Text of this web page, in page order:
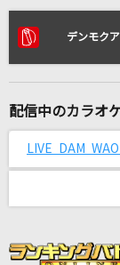
リ
きゃわぽっぴ
愛とか恋とか
デンモク
配信中のカラオ
LIVE DAM